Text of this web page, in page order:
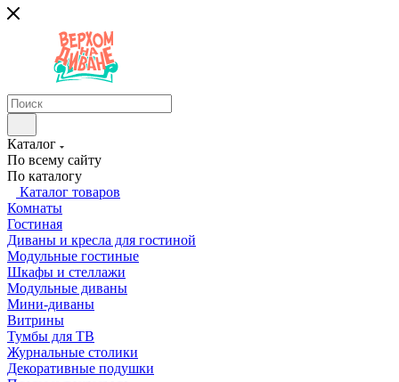
Каталог
По всему сайту
По каталогу
Каталог товаров
Комнаты
Гостиная
Диваны и кресла для гостиной
Модульные гостиные
Шкафы и стеллажи
Модульные диваны
Мини-диваны
Витрины
Тумбы для ТВ
Журнальные столики
Декоративные подушки